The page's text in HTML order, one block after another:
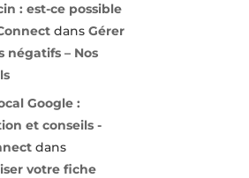
: est-ce possible
dansGérer
négatifs – Nos
Google :
et conseils -
dans
votre fiche